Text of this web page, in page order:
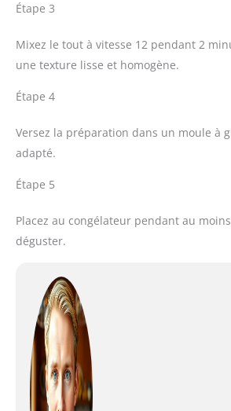
Étape 3
Mixez le tout à vitesse 12 pendant 2
une texture lisse et homogène.
Étape 4
Versez la préparation dans un moule à
adapté.
Étape 5
Placez au congélateur pendant au
déguster.